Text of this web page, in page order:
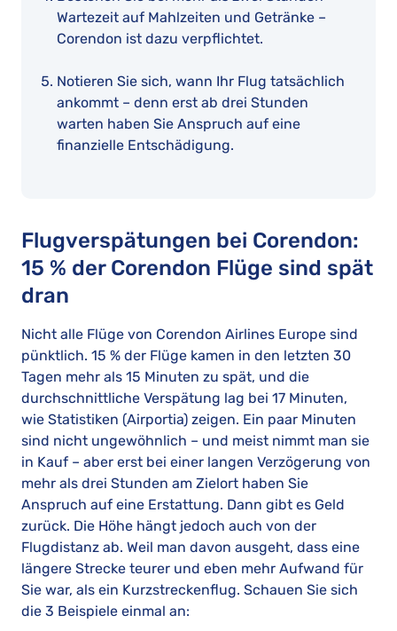
Wartezeit auf Mahlzeiten und Getränke –
Corendon ist dazu verpflichtet.
Notieren Sie sich, wann Ihr Flug tatsächlich
ankommt – denn erst ab drei Stunden
warten haben Sie Anspruch auf eine
finanzielle Entschädigung.
Flugverspätungen bei Corendon:
15 % der Corendon Flüge sind spät
dran
Nicht alle Flüge von Corendon Airlines Europe sind
pünktlich. 15 % der Flüge kamen in den letzten 30
Tagen mehr als 15 Minuten zu spät, und die
durchschnittliche Verspätung lag bei 17 Minuten,
wie Statistiken (Airportia) zeigen. Ein paar Minuten
sind nicht ungewöhnlich – und meist nimmt man sie
in Kauf – aber erst bei einer langen Verzögerung von
mehr als drei Stunden am Zielort haben Sie
Anspruch auf eine Erstattung. Dann gibt es Geld
zurück. Die Höhe hängt jedoch auch von der
Flugdistanz ab. Weil man davon ausgeht, dass eine
längere Strecke teurer und eben mehr Aufwand für
Sie war, als ein Kurzstreckenflug. Schauen Sie sich
die 3 Beispiele einmal an: